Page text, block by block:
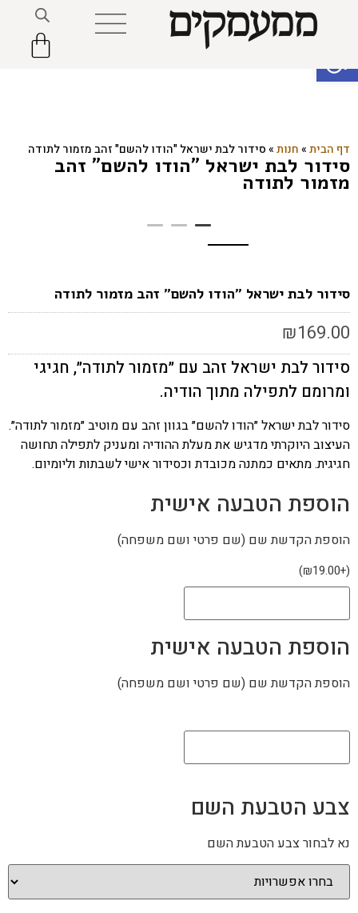
פתח סרגל נגישות
דף הבית»חנות»סידור לבת ישראל "הודו להשם" זהב מזמור לתודה
סידור לבת ישראל "הודו להשם" זהב
מזמור לתודה
סידור לבת ישראל "הודו להשם" זהב מזמור לתודה
₪169.00
סידור לבת ישראל זהב עם ״מזמור לתודה״, חגיגי
ומרומם לתפילה מתוך הודיה.
סידור לבת ישראל ״הודו להשם״ בגוון זהב עם מוטיב ״מזמור לתודה״.
העיצוב היוקרתי מדגיש את מעלת ההודיה ומעניק לתפילה תחושה
חגיגית. מתאים כמתנה מכובדת וכסידור אישי לשבתות וליומיום.
הוספת הטבעה אישית
הוספת הקדשת שם (שם פרטי ושם משפחה)
(
+
₪19.00
)
הוספת הטבעה אישית
הוספת הקדשת שם (שם פרטי ושם משפחה)
צבע הטבעת השם
נא לבחור צבע הטבעת השם